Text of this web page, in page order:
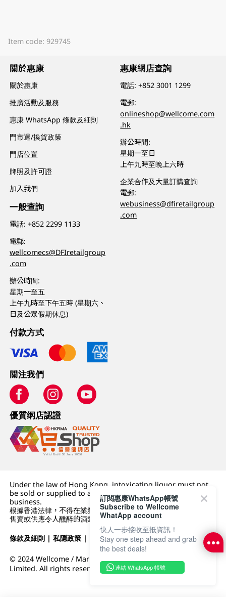
Item code: 929745
關於惠康
關於惠康
推廣活動及服務
惠康 WhatsApp 條款及細則
門市退/換貨政策
門店位置
牌照及許可證
加入我們
一般查詢
電話:+852 2299 1133
電郵:
wellcomecs@DFIretailgroup
.com
辦公時間:
星期一至五
上午九時至下午五時 (星期六、
日及公眾假期休息)
惠康網店查詢
電話:+852 3001 1299
電郵:
onlineshop@wellcome.com
.hk
辦公時間:
星期一至日
上午九時至晚上六時
企業合作及大量訂購查詢
電郵:
webusiness@dfiretailgroup
.com
付款方式
關注我們
優質纲店認證
Under the law of Hong Kong, intoxicating liquor must not
be sold or supplied to a minor (under 18) in the course of
business.
根據香港法律，不得在業務過程中，向未成年人 (18 歲以下人士)
售賣或供應令人醺醉的酒類。
條款及細則 |私隱政策 | DFI零售集團
© 2024 Wellcome / Market Place. The Dairy Farm Company
Limited. All rights reserved.
訂閱惠康WhatsApp帳號
Subscribe to Wellcome
WhatApp account
快人一步接收至抵資訊！
Stay one step ahead and grab
the best deals!
連結 WhatsApp 帳號